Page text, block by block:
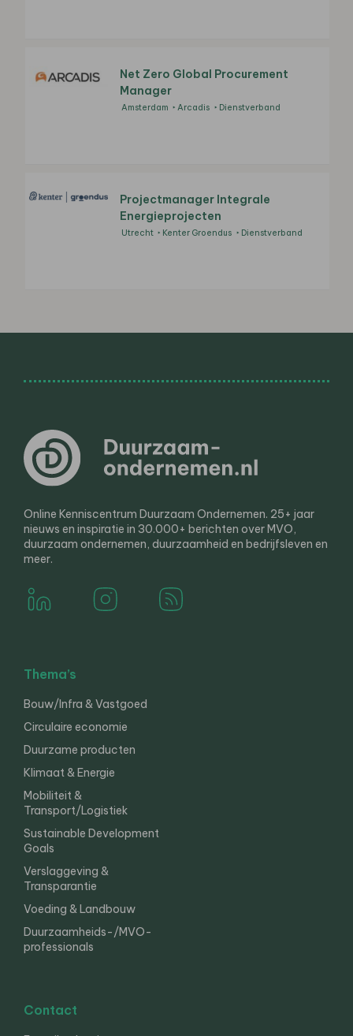
Net Zero Global Procurement
Manager
Amsterdam Arcadis Dienstverband
Projectmanager Integrale
Energieprojecten
Utrecht Kenter Groendus Dienstverband
Online Kenniscentrum Duurzaam Ondernemen. 25+ jaar
nieuws en inspiratie in 30.000+ berichten over MVO,
duurzaam ondernemen, duurzaamheid en bedrijfsleven en
meer.
Thema’s
Bouw/Infra & Vastgoed
Circulaire economie
Duurzame producten
Klimaat & Energie
Mobiliteit &
Transport/Logistiek
Sustainable Development
Goals
Verslaggeving &
Transparantie
Voeding & Landbouw
Duurzaamheids-/MVO-
professionals
Contact